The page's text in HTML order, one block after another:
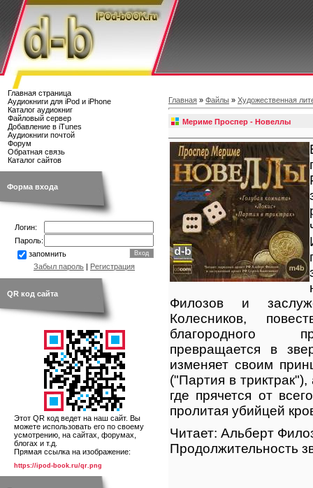
Главная страница
Аудиокниги для iPod и iPhone
Каталог аудиокниг
Файловый сервер
Добавление в iTunes
Аудиокниги почтой
Форум
Обратная связь
Каталог сайтов
Форма входа
Логин:
Пароль:
запомнить
Забыл пароль | Регистрация
QR код сайта
Этот QR код ведет на наш сайт. Вы
можете использовать его по своему
усмотрению, на сайтах, форумах,
блогах и т.д.
Прямая ссылка на изображение:
https://ipod-book.ru/qr.png
Главная » Файлы » Художественная
Мериме Проспер - Новеллы
Филозов и
Колесников,
благородного
превращается в
изменяет своим
("Партия в
где прячется от
пролитая убийцей
Читает: Альберт
Продолжительность